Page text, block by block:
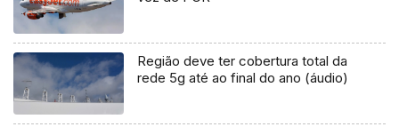
Região deve ter cobertura total da
rede 5g até ao final do ano (áudio)